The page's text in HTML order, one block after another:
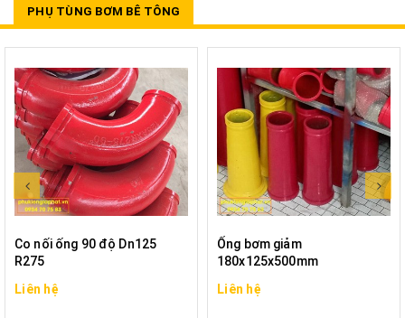
PHỤ TÙNG BƠM BÊ TÔNG
Co nối ống 90 độ Dn125
R275
Liên hệ
Ống bơm giảm
180x125x500mm
Liên hệ